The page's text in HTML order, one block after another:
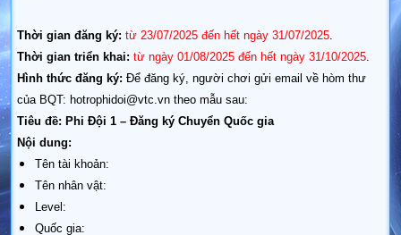
Thời gian đăng ký: từ 23/07/2025 đến hết ngày 31/07/2025.
Thời gian triển khai: từ ngày 01/08/2025 đến hết ngày 31/10/2025.
Hình thức đăng ký: Để đăng ký, người chơi gửi email về hòm thư
của BQT: hotrophidoi@vtc.vntheo mẫu sau:
Tiêu đề: Phi Đội 1 – Đăng ký Chuyển Quốc gia
Nội dung:
Tên tài khoản:
Tên nhân vật:
Level:
Quốc gia: